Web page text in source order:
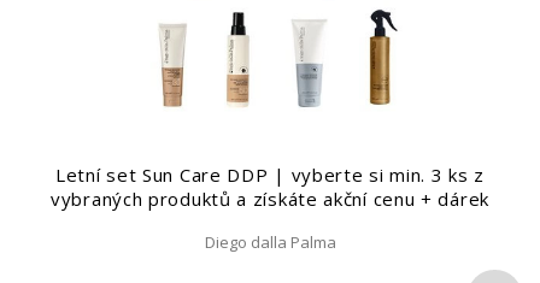
Letní set Sun Care DDP | vyberte si min. 3 ks z
vybraných produktů a získáte akční cenu + dárek
Diego dalla Palma